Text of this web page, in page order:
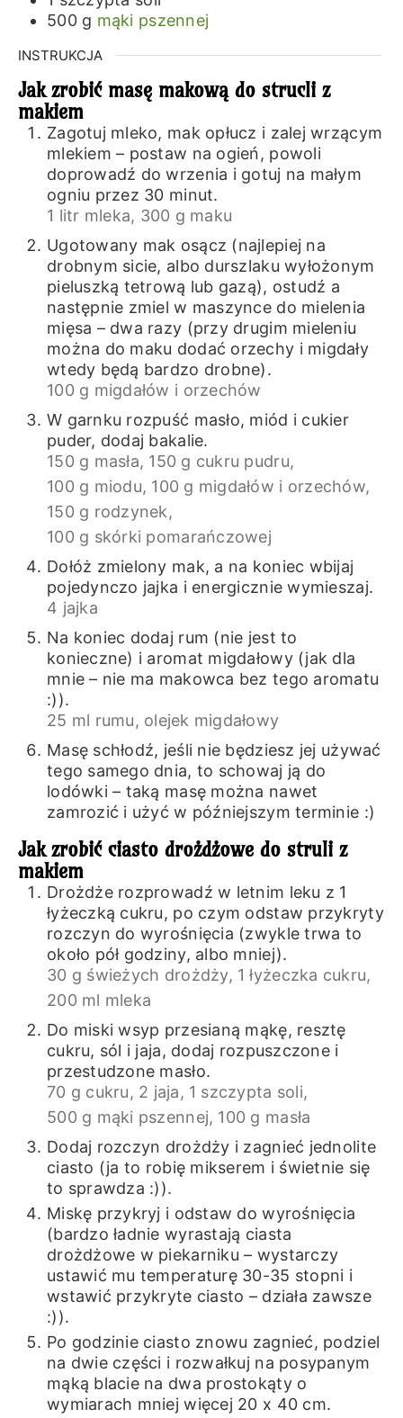
500 g mąki pszennej
INSTRUKCJA
Jak zrobić masę makową do strucli z
makiem
Zagotuj mleko, mak opłucz i zalej wrzącym
mlekiem – postaw na ogień, powoli
doprowadź do wrzenia i gotuj na małym
ogniu przez 30 minut.
1 litr mleka, 300 g maku
Ugotowany mak osącz (najlepiej na
drobnym sicie, albo durszlaku wyłożonym
pieluszką tetrową lub gazą), ostudź a
następnie zmiel w maszynce do mielenia
mięsa – dwa razy (przy drugim mieleniu
można do maku dodać orzechy i migdały
wtedy będą bardzo drobne).
100 g migdałów i orzechów
W garnku rozpuść masło, miód i cukier
puder, dodaj bakalie.
150 g masła, 150 g cukru pudru,
100 g miodu, 100 g migdałów i orzechów,
150 g rodzynek,
100 g skórki pomarańczowej
Dołóż zmielony mak, a na koniec wbijaj
pojedynczo jajka i energicznie wymieszaj.
4 jajka
Na koniec dodaj rum (nie jest to
konieczne) i aromat migdałowy (jak dla
mnie – nie ma makowca bez tego aromatu
:)).
25 ml rumu, olejek migdałowy
Masę schłodź, jeśli nie będziesz jej używać
tego samego dnia, to schowaj ją do
lodówki – taką masę można nawet
zamrozić i użyć w późniejszym terminie :)
Jak zrobić ciasto drożdżowe do struli z
makiem
Drożdże rozprowadź w letnim leku z 1
łyżeczką cukru, po czym odstaw przykryty
rozczyn do wyrośnięcia (zwykle trwa to
około pół godziny, albo mniej).
30 g świeżych drożdży, 1 łyżeczka cukru,
200 ml mleka
Do miski wsyp przesianą mąkę, resztę
cukru, sól i jaja, dodaj rozpuszczone i
przestudzone masło.
70 g cukru, 2 jaja, 1 szczypta soli,
500 g mąki pszennej, 100 g masła
Dodaj rozczyn drożdży i zagnieć jednolite
ciasto (ja to robię mikserem i świetnie się
to sprawdza :)).
Miskę przykryj i odstaw do wyrośnięcia
(bardzo ładnie wyrastają ciasta
drożdżowe w piekarniku – wystarczy
ustawić mu temperaturę 30-35 stopni i
wstawić przykryte ciasto – działa zawsze
:)).
Po godzinie ciasto znowu zagnieć, podziel
na dwie części i rozwałkuj na posypanym
mąką blacie na dwa prostokąty o
wymiarach mniej więcej 20 x 40 cm.